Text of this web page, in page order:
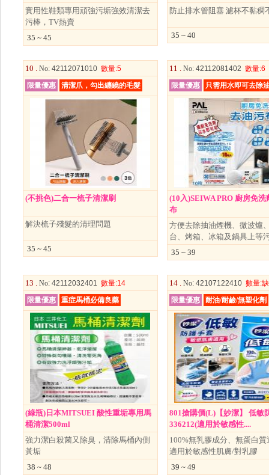
實用性鞋類專用頑強污垢強效清潔去
污棒，TV熱賣
35 ~ 45
防止排水管阻塞 濾杯不黏稠
35 ~ 40
10 . No: 42112071010 數量:5
限量優惠
清潔爪，勾出纏繞的毛髮
(不挑色)二合一梳子清潔刷
解決梳子殘髮的清理問題
35 ~ 45
11 . No: 42112081402 數量:6
限量優惠
只需用水即可去除
(10入)SEIWA PRO 廚房免洗
布
方便去除抽油煙機、微波爐
台、烤箱、冰箱及鍋具上等
35 ~ 39
13 . No: 42112032401 數量:14
限量優惠
重症馬桶必備良藥
(綠瓶)日本MITSUEI 酸性重垢專用馬
桶清潔500ml
強力潔白殺菌又除臭，清除馬桶內側
黃垢
38 ~ 48
14 . No: 42107122410 數量:缺
限量優惠
耐油/耐鹼/無塑化劑
801搶購價(L)【妙潔】 低敏
336212(適用於敏感性....
100%無乳膠成分、無蛋白質
適用於敏感性肌膚/對乳膠
39 ~ 49